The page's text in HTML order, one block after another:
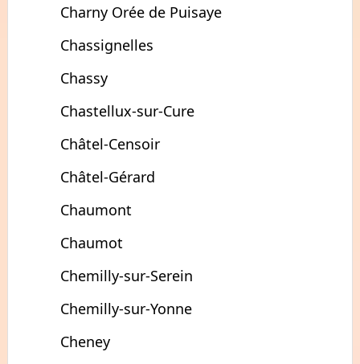
Charny Orée de Puisaye
Chassignelles
Chassy
Chastellux-sur-Cure
Châtel-Censoir
Châtel-Gérard
Chaumont
Chaumot
Chemilly-sur-Serein
Chemilly-sur-Yonne
Cheney